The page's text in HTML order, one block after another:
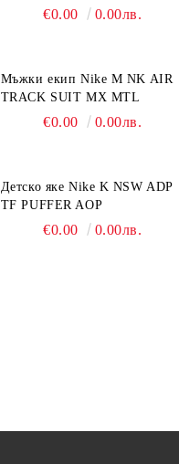
€0.00 0.00лв.
Мъжки екип Nike M NK AIR
TRACK SUIT MX MTL
€0.00 0.00лв.
Детско яке Nike K NSW ADP
TF PUFFER AOP
€0.00 0.00лв.